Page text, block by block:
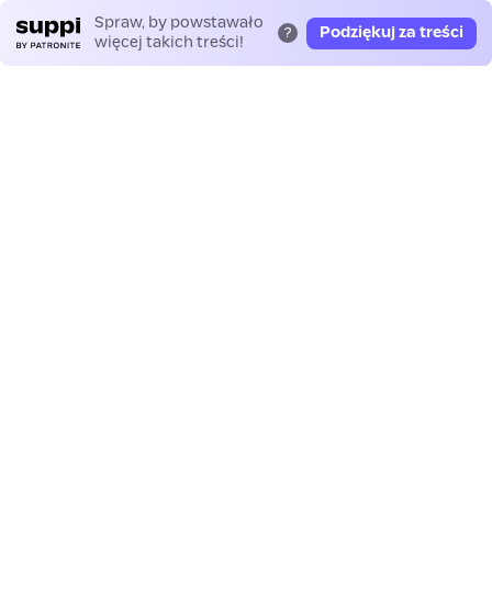
Spraw, by powstawało
więcej takich treści!
? Podziękuj za treści